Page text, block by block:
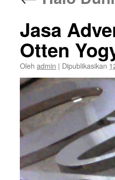
Jasa
Otten
Oleh admin | Dipublikasikan